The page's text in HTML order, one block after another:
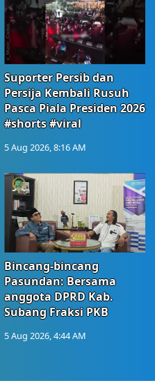
Suporter Persib dan
Persija Kembali Rusuh
Pasca Piala Presiden 2026
#shorts #viral
5 Aug 2026, 8:16 AM
Bincang-bincang
Pasundan: Bersama
anggota DPRD Kab.
Subang Fraksi PKB
5 Aug 2026, 4:44 AM